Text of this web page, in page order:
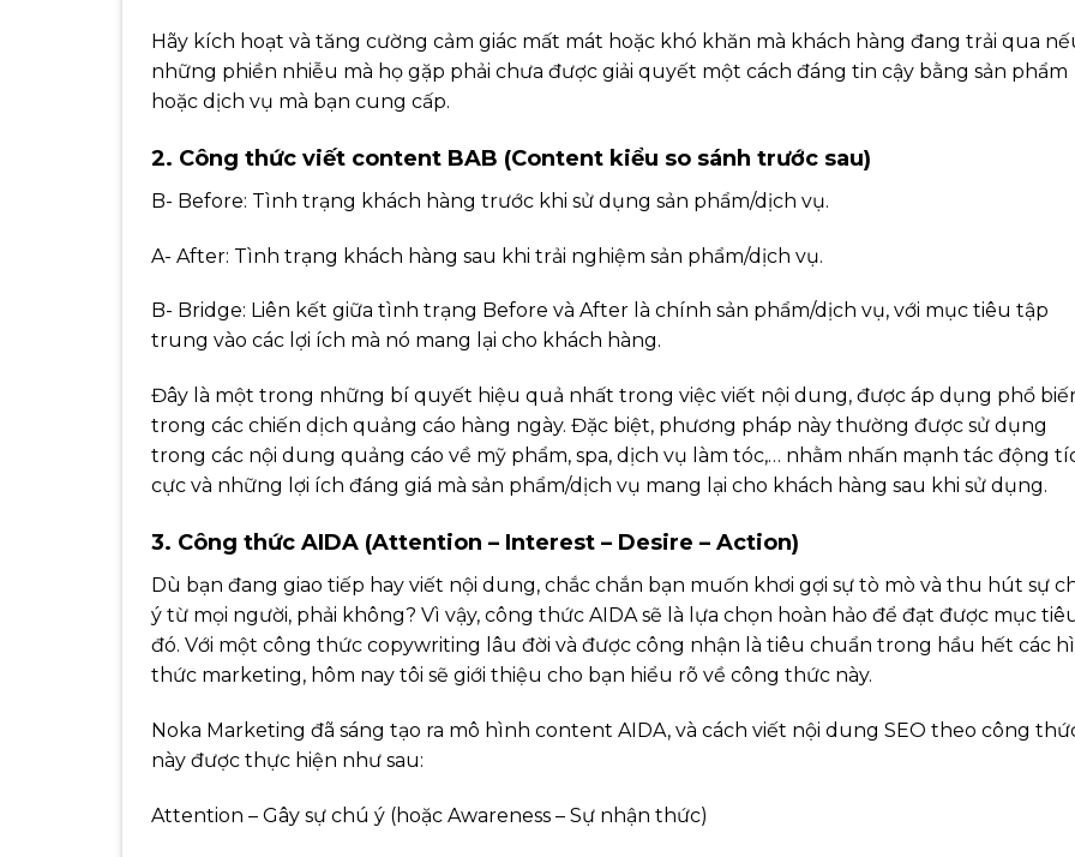
Hãy kích hoạt và tăng cường cảm giác mất mát hoặc khó khăn mà khách hàng đang trải qua
những phiền nhiễu mà họ gặp phải chưa được giải quyết một cách đáng tin cậy bằng sản phẩm
hoặc dịch vụ mà bạn cung cấp.
2. Công thức viết content BAB (Content kiểu so sánh trước sau)
B- Before: Tình trạng khách hàng trước khi sử dụng sản phẩm/dịch vụ.
A- After: Tình trạng khách hàng sau khi trải nghiệm sản phẩm/dịch vụ.
B- Bridge: Liên kết giữa tình trạng Before và After là chính sản phẩm/dịch vụ, với mục tiêu tập
trung vào các lợi ích mà nó mang lại cho khách hàng.
Đây là một trong những bí quyết hiệu quả nhất trong việc viết nội dung, được áp dụng phổ
trong các chiến dịch quảng cáo hàng ngày. Đặc biệt, phương pháp này thường được sử dụng
trong các nội dung quảng cáo về mỹ phẩm, spa, dịch vụ làm tóc,… nhằm nhấn mạnh tác động
cực và những lợi ích đáng giá mà sản phẩm/dịch vụ mang lại cho khách hàng sau khi sử dụng.
3. Công thức AIDA (Attention – Interest – Desire – Action)
Dù bạn đang giao tiếp hay viết nội dung, chắc chắn bạn muốn khơi gợi sự tò mò và thu hút sự
ý từ mọi người, phải không? Vì vậy, công thức AIDA sẽ là lựa chọn hoàn hảo để đạt được mục
đó. Với một công thức copywriting lâu đời và được công nhận là tiêu chuẩn trong hầu hết các
thức marketing, hôm nay tôi sẽ giới thiệu cho bạn hiểu rõ về công thức này.
Noka Marketing đã sáng tạo ra mô hình content AIDA, và cách viết nội dung SEO theo công
này được thực hiện như sau:
Attention – Gây sự chú ý (hoặc Awareness – Sự nhận thức)